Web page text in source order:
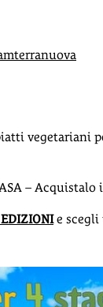
vegetariani
–
e scegli